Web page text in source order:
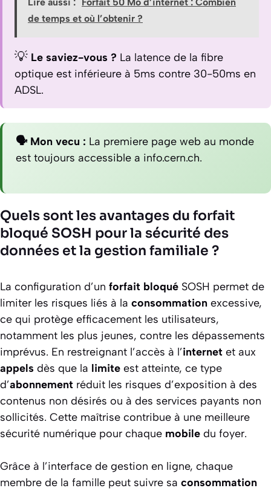
de temps et où l’obtenir ?
💡 Le saviez-vous ? La latence de la fibre
optique est inférieure à 5ms contre 30-50ms en
ADSL.
🗣️ Mon vecu : La premiere page web au monde
est toujours accessible a info.cern.ch.
Quels sont les avantages du forfait
bloqué SOSH pour la sécurité des
données et la gestion familiale ?
La configuration d’un forfait bloqué SOSH permet de
limiter les risques liés à la consommation excessive,
ce qui protège efficacement les utilisateurs,
notamment les plus jeunes, contre les dépassements
imprévus. En restreignant l’accès à l’internet et aux
appels dès que la limite est atteinte, ce type
d’abonnement réduit les risques d’exposition à des
contenus non désirés ou à des services payants non
sollicités. Cette maîtrise contribue à une meilleure
sécurité numérique pour chaque mobile du foyer.
Grâce à l’interface de gestion en ligne, chaque
membre de la famille peut suivre sa consommation